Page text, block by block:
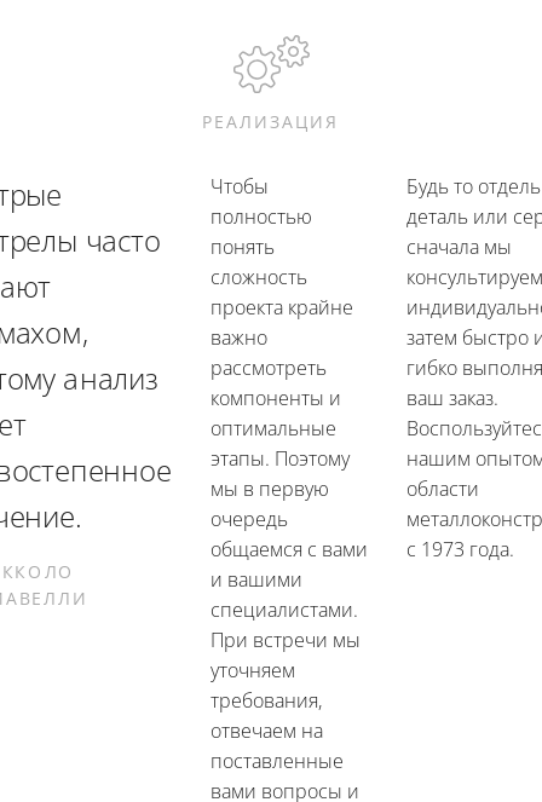
РЕАЛИЗАЦИЯ
часто
анализ
Чтобы
полностью
понять
сложность
проекта крайне
важно
рассмотреть
компоненты и
оптимальные
этапы. Поэтому
мы в первую
очередь
общаемся с вами
и вашими
специалистами.
При встречи мы
уточняем
требования,
отвечаем на
поставленные
вами вопросы и
Будь то
деталь или
сначала мы
затем быстро
гибко
ваш заказ.
нашим
области
с 1973 года.